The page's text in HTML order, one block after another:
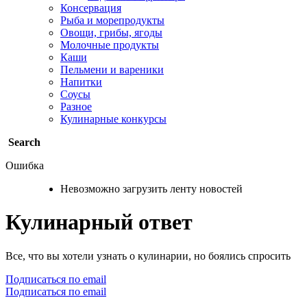
Консервация
Рыба и морепродукты
Овощи, грибы, ягоды
Молочные продукты
Каши
Пельмени и вареники
Напитки
Соусы
Разное
Кулинарные конкурсы
Search
Ошибка
Невозможно загрузить ленту новостей
Кулинарный ответ
Все, что вы хотели узнать о кулинарии, но боялись спросить
Подписаться по email
Подписаться по email